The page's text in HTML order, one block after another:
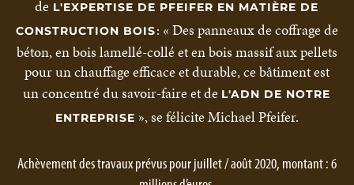
de L'EXPERTISE DE PFEIFER EN MATIÈRE DE
CONSTRUCTION BOIS: « Des panneaux de coffrage de
béton, en bois lamellé-collé et en bois massif aux pellets
pour un chauffage efficace et durable, ce bâtiment est
un concentré du savoir-faire et de L'ADN DE NOTRE
ENTREPRISE », se félicite Michael Pfeifer.
Achèvement des travaux prévus pour juillet / août 2020, montant : 6